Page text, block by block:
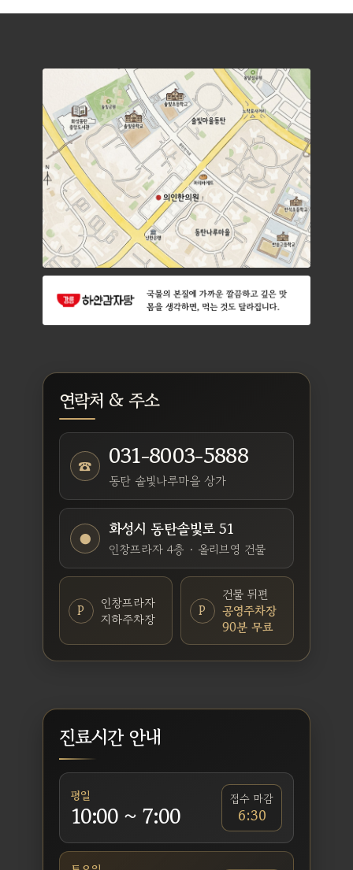
연락처 & 주소
☎ 031-8003-5888
동탄 솔빛나루마을 상가
● 화성시 동탄솔빛로 51
인창프라자 4층 · 올리브영 건물
P
인창프라자
지하주차장
P
건물 뒤편
공영주차장
90분 무료
진료시간 안내
평일
10:00 ~ 7:00
접수 마감
6:30